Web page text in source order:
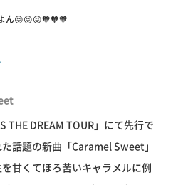
ん😝😝😝🧡🧡🧡
THE DREAM TOUR」にて先行で
話題の新曲「Caramel Sweet」
甘くてほろ苦いキャラメルに例